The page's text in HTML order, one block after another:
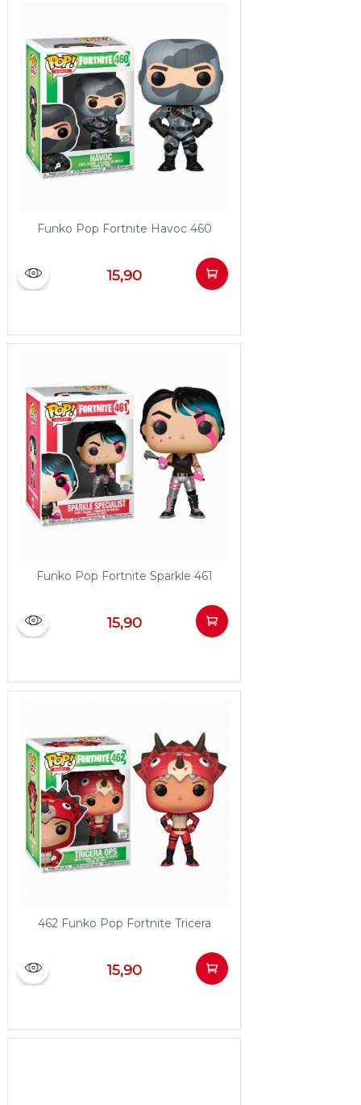
Funko Pop Fortnite Havoc 460
15,90
Funko Pop Fortnite Sparkle 461
15,90
462 Funko Pop Fortnite Tricera
15,90